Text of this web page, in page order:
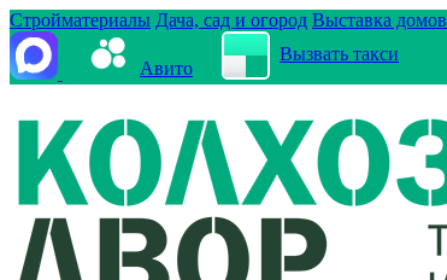
Стройматериалы Дача, сад и огород Выставка домов
Авито
Вызвать такси